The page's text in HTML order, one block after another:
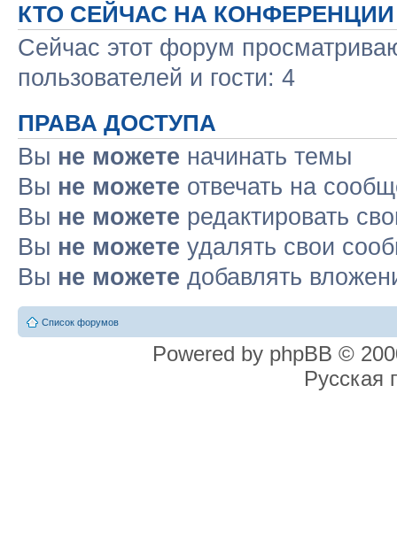
КТО СЕЙЧАС НА КОНФЕРЕНЦИИ
Сейчас этот форум
пользователей и гости: 4
ПРАВА ДОСТУПА
Вы не можете начинать темы
Вы не можете отвечать на
Вы не можете редактировать
Вы не можете удалять свои
Вы не можете добавлять
Список форумов
Powered by phpBB ©
Русская